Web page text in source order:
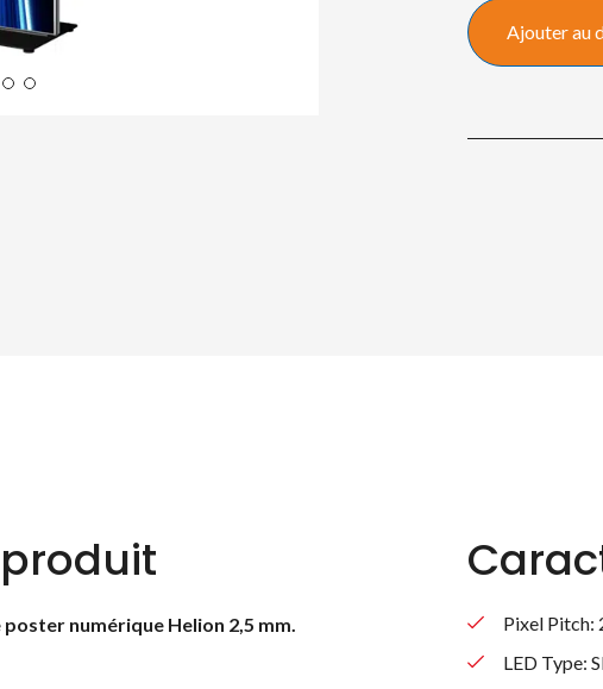
banner
2,5
Ajouter au
numérique Helion 2,5 mm.
Pixel Pitch:
LED Type: